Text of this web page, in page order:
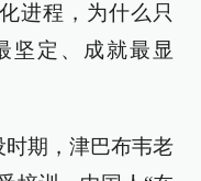
进程，为什么只
坚定、成就最显
时期，津巴布韦老